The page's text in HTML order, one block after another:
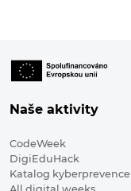
Naše aktivity
CodeWeek
DigiEduHack
Katalog kyberprevence